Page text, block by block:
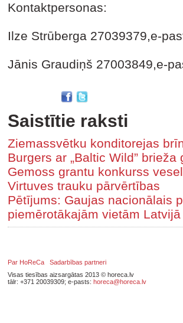
Kontaktpersonas:
Ilze Strūberga 27039379,e-
Jānis Graudiņš 27003849,e-
Saistītie raksti
Ziemassvētku konditorejas
Burgers ar „Baltic Wild” brieža
Gemoss grantu konkurss
Virtuves trauku pārvērtības
Pētījums: Gaujas nacionālais
piemērotākajām vietām Latvijā
Par HoReCa
Sadarbības partneri
Visas tiesības aizsargātas 2013 © horeca.lv
tālr: +371 20039309; e-pasts: horeca@horeca.lv